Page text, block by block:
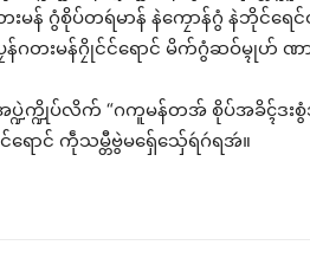
မန် ဂွံစိုပ်တရဴမာန် နဲကၠောန်ဂွံ နဲဘိုင်ရ
ဂတးမန်ဂၠိုင်င်ရောင် မိက်ဂွံဆဝ်မ္ၚုဟ် ဏ
ပ္ဍဲက္ဍိုပ်လိက် “ဂကူမန်တအ် စိုပ်အခိၚ်ဒး
ောင် ကဵုသမ္တီဗွဲမရှ်ေသှ်ေရဴဂဴရအဴ။